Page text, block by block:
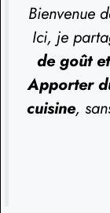
Bienvenue
Ici, je
de goût
Apporter
cuisine,